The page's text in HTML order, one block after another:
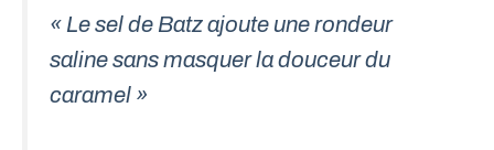
« Le sel de Batz ajoute une rondeur
saline sans masquer la douceur du
caramel »